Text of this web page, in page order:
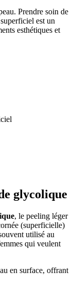
Prendre soin de
est un
esthétiques et
glycolique
, le peeling léger
(superficielle)
utilisé au
qui veulent
en surface, offrant